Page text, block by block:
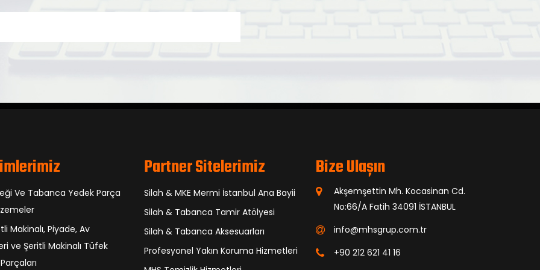
Ve Tabanca Yedek Parça
Makinalı, Piyade, Av
ve Şeritli Makinalı Tüfek
Partner Sitelerimiz
Silah & MKE Mermi İstanbul Ana Bayii
Silah & Tabanca Tamir Atölyesi
Silah & Tabanca Aksesuarları
Profesyonel Yakın Koruma Hizmetleri
Bize Ulaşın
Akşemşettin Mh. Kocasinan Cd.
No:66/A Fatih 34091 İSTANBUL
info@mhsgrup.com.tr
+90 212 621 41 16